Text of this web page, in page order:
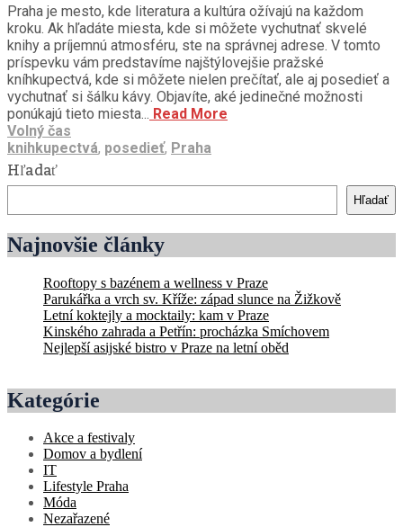
Praha je mesto, kde literatura a kultúra ožívajú na každom
kroku. Ak hľadáte miesta, kde si môžete vychutnať skvelé
knihy a príjemnú atmosféru, ste na správnej adrese. V tomto
príspevku vám predstavíme najštýlovejšie pražské
kníhkupectvá, kde si môžete nielen prečítať, ale aj posedieť a
vychutnať si šálku kávy. Objavíte, aké jedinečné možnosti
ponúkajú tieto miesta... Read More
Volný čas
knihkupectvá, posedieť, Praha
Hľadať
Hľadať
Najnovšie články
Rooftopy s bazénem a wellness v Praze
Parukářka a vrch sv. Kříže: západ slunce na Žižkově
Letní koktejly a mocktaily: kam v Praze
Kinského zahrada a Petřín: procházka Smíchovem
Nejlepší asijské bistro v Praze na letní oběd
Kategórie
Akce a festivaly
Domov a bydlení
IT
Lifestyle Praha
Móda
Nezařazené